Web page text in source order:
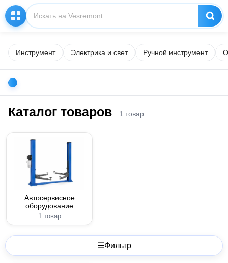
Инструмент Электрика и свет Ручной инструмент
Каталог товаров 1 товар
Автосервисное
оборудование
1 товар
☰Фильтр